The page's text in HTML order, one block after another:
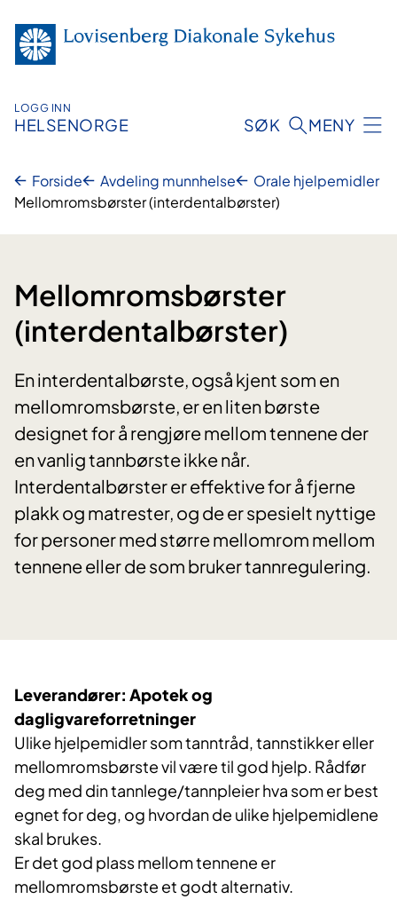
innhold
LOGG INN
HELSENORGE SØK MENY
Forside Avdeling munnhelse
Orale hjelpemidler
Mellomromsbørster (interdentalbørster)
Mellomromsbørster
(interdentalbørster)
En interdentalbørste, også kjent som en
mellomromsbørste, er en liten børste
designet for å rengjøre mellom tennene der
en vanlig tannbørste ikke når.
Interdentalbørster er effektive for å fjerne
plakk og matrester, og de er spesielt nyttige
for personer med større mellomrom mellom
tennene eller de som bruker tannregulering.
Leverandører: Apotek og
dagligvareforretninger​
Ulike hjelpemidler som tanntråd, tannstikker eller
mellomromsbørste vil være til god hjelp. Rådfør
deg med din tannlege/tannpleier hva som er best
egnet for deg, og hvordan de ulike hjelpemidlene
skal brukes.
Er det god plass mellom tennene er
mellomromsbørste et godt alternativ.